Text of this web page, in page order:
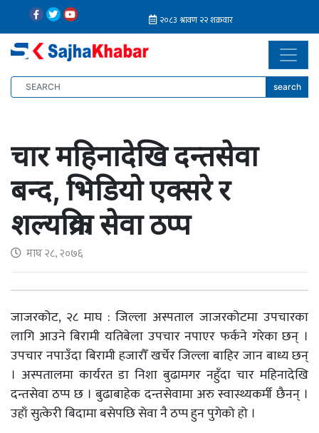
search
चार महिनादेखि दन्तसेवा
बन्द, भिडियो एक्सरे र
शल्यक्रिया सेवा ठप्प
माघ २८, २०७६
जाजरकोट, २८ माघ : जिल्ला अस्पताल जाजरकोटमा उपचारका
लागि आउने बिरामी यतिबेला उपचार नपाएर फर्कने गरेका छन् ।
उपचार नपाउँदा बिरामी हजारौँ खर्चेर जिल्ला बाहिर जान बाध्य छन्
। अस्पतालमा कार्यरत डा निशा बुढामगर नहुँदा चार महिनादेखि
दन्तसेवा ठप्प छ । बुढाबाहेक दन्तसेवामा अरु स्वास्थ्यकर्मी छैनन् ।
उहाँ सुत्केरी बिदामा बसेपछि सेवा नै ठप्प हुन पुगेको हो ।